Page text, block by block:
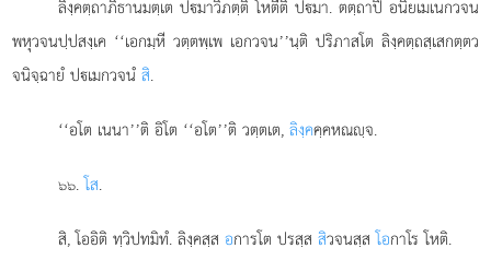
ลิงฺคตฺถาภิธานมตฺเต ปมาวิภตฺติ โหตีติ ปมา. ตตฺถาปิ อนิยเมเนกวจน
พหุวจนปฺปสงฺเค ‘‘เอกมฺหี วตฺตพฺเพ เอกวจน’’นฺติ ปริภาสโต ลิงฺคตฺถสฺเสกตฺตว
จนิจฺฉายํ ปเมกวจนํสิ.
‘‘อโต เนนา’’ติ อิโต ‘‘อโต’’ติ วตฺตเต,ลิงฺคคฺคหณฺจ.
๖๖.โส.
สิ, โออิติ ทฺวิปทมิทํ. ลิงฺคสฺสอการโต ปรสฺสสิวจนสฺสโอกาโร โหติ.